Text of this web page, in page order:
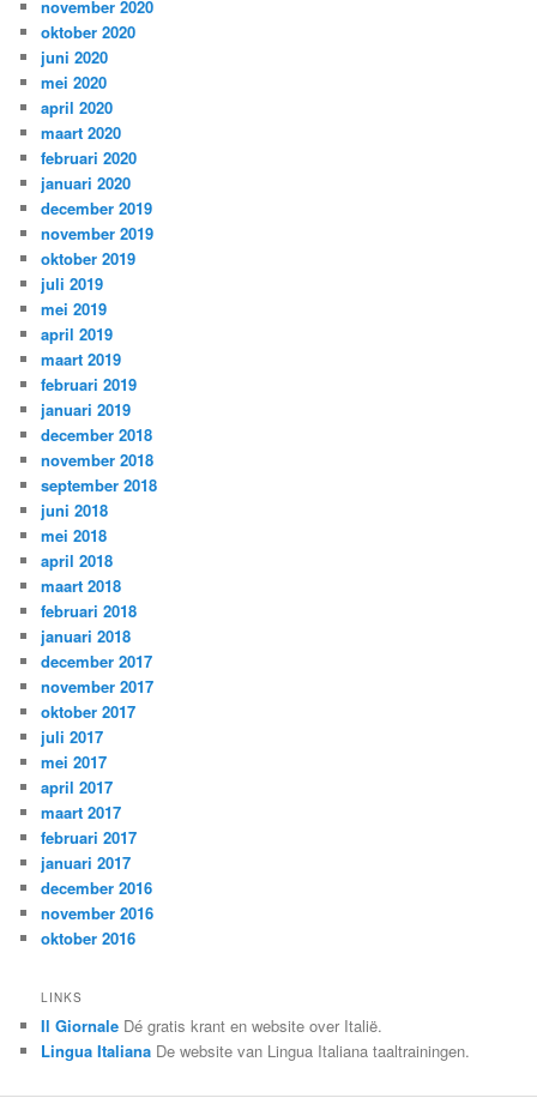
november 2020
oktober 2020
juni 2020
mei 2020
april 2020
maart 2020
februari 2020
januari 2020
december 2019
november 2019
oktober 2019
juli 2019
mei 2019
april 2019
maart 2019
februari 2019
januari 2019
december 2018
november 2018
september 2018
juni 2018
mei 2018
april 2018
maart 2018
februari 2018
januari 2018
december 2017
november 2017
oktober 2017
juli 2017
mei 2017
april 2017
maart 2017
februari 2017
januari 2017
december 2016
november 2016
oktober 2016
LINKS
Il Giornale Dé gratis krant en website over Italië.
Lingua Italiana De website van Lingua Italiana taaltrainingen.